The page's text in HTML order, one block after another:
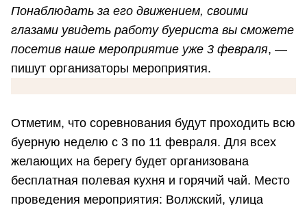
Понаблюдать за его движением, своими
глазами увидеть работу буериста вы сможете
посетив наше мероприятие уже 3 февраля, —
пишут организаторы мероприятия.
Отметим, что соревнования будут проходить всю
буерную неделю с 3 по 11 февраля. Для всех
желающих на берегу будет организована
бесплатная полевая кухня и горячий чай. Место
проведения мероприятия: Волжский, улица